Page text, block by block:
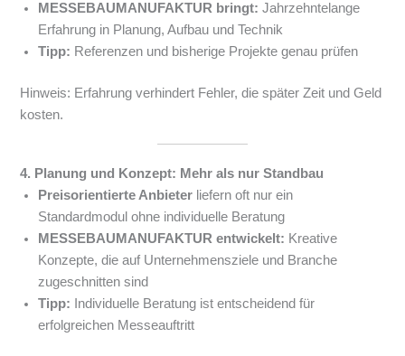
MESSEBAUMANUFAKTUR bringt: Jahrzehntelange
Erfahrung in Planung, Aufbau und Technik
Tipp: Referenzen und bisherige Projekte genau prüfen
Hinweis: Erfahrung verhindert Fehler, die später Zeit und Geld
kosten.
4. Planung und Konzept: Mehr als nur Standbau
Preisorientierte Anbieter liefern oft nur ein
Standardmodul ohne individuelle Beratung
MESSEBAUMANUFAKTUR entwickelt: Kreative
Konzepte, die auf Unternehmensziele und Branche
zugeschnitten sind
Tipp: Individuelle Beratung ist entscheidend für
erfolgreichen Messeauftritt